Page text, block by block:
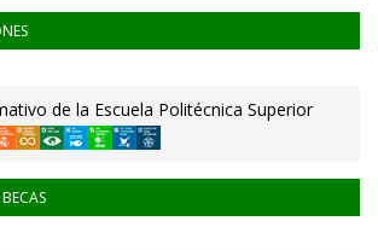
de la Escuela Politécnica Superior